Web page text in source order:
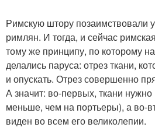
Римскую штору позаимствовали
римлян. И тогда, и сейчас
тому же принципу, по которому
делались паруса: отрез ткани,
и опускать. Отрез совершенно
А значит: во-первых, ткани
меньше, чем на портьеры), а во-
виден во всем его великолепии.